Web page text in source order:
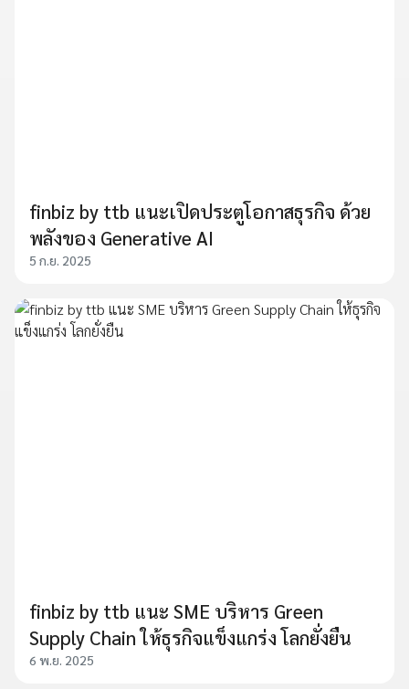
finbiz by ttb แนะเปิดประตูโอกาสธุรกิจ ด้วย
พลังของ Generative AI
5 ก.ย. 2025
finbiz by ttb แนะ SME บริหาร Green
Supply Chain ให้ธุรกิจแข็งแกร่ง โลกยั่งยืน
6 พ.ย. 2025